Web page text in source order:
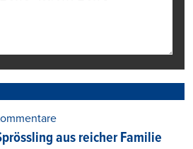
aus reicher Familie